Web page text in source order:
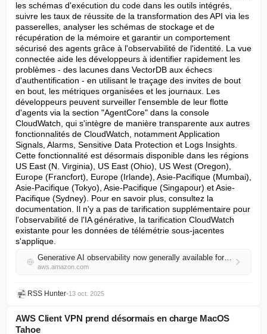
les schémas d'exécution du code dans les outils intégrés,
suivre les taux de réussite de la transformation des API via les
passerelles, analyser les schémas de stockage et de
récupération de la mémoire et garantir un comportement
sécurisé des agents grâce à l'observabilité de l'identité. La vue
connectée aide les développeurs à identifier rapidement les
problèmes - des lacunes dans VectorDB aux échecs
d'authentification - en utilisant le traçage des invites de bout
en bout, les métriques organisées et les journaux. Les
développeurs peuvent surveiller l'ensemble de leur flotte
d'agents via la section "AgentCore" dans la console
CloudWatch, qui s'intègre de manière transparente aux autres
fonctionnalités de CloudWatch, notamment Application
Signals, Alarms, Sensitive Data Protection et Logs Insights.
Cette fonctionnalité est désormais disponible dans les régions
US East (N. Virginia), US East (Ohio), US West (Oregon),
Europe (Francfort), Europe (Irlande), Asie-Pacifique (Mumbai),
Asie-Pacifique (Tokyo), Asie-Pacifique (Singapour) et Asie-
Pacifique (Sydney). Pour en savoir plus, consultez la
documentation. Il n'y a pas de tarification supplémentaire pour
l'observabilité de l'IA générative, la tarification CloudWatch
existante pour les données de télémétrie sous-jacentes
s'applique.
Generative AI observability now generally available for Amazon CloudWatch
aws.amazon.com
RSS Hunter•13 oct. 2025
AWS Client VPN prend désormais en charge MacOS
Tahoe